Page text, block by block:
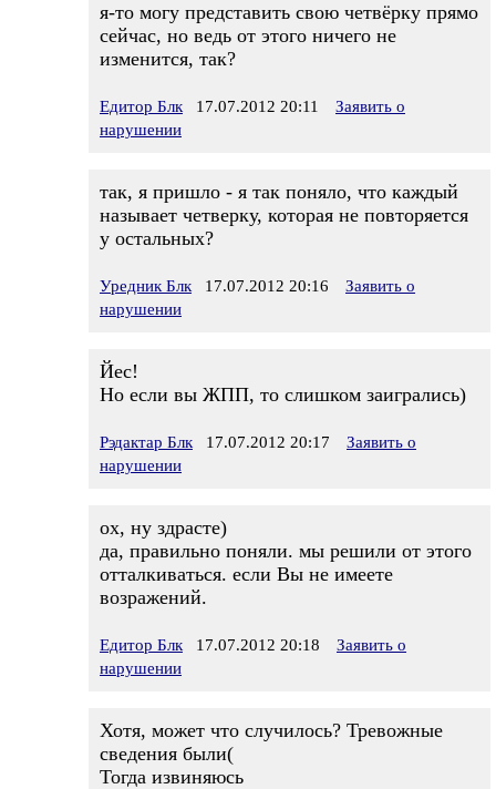
я-то могу представить свою четвёрку прямо
сейчас, но ведь от этого ничего не
изменится, так?
Едитор Блк 17.07.2012 20:11
Заявить о
нарушении
так, я пришло - я так поняло, что каждый
называет четверку, которая не повторяется
у остальных?
Уредник Блк 17.07.2012 20:16
Заявить о
нарушении
Йес!
Но если вы ЖПП, то слишком заигрались)
Рэдактар Блк 17.07.2012 20:17
Заявить о
нарушении
ох, ну здрасте)
да, правильно поняли. мы решили от этого
отталкиваться. если Вы не имеете
возражений.
Едитор Блк 17.07.2012 20:18
Заявить о
нарушении
Хотя, может что случилось? Тревожные
сведения были(
Тогда извиняюсь